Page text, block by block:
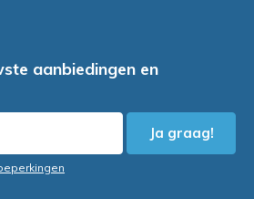
aanbiedingen en
Ja graag!